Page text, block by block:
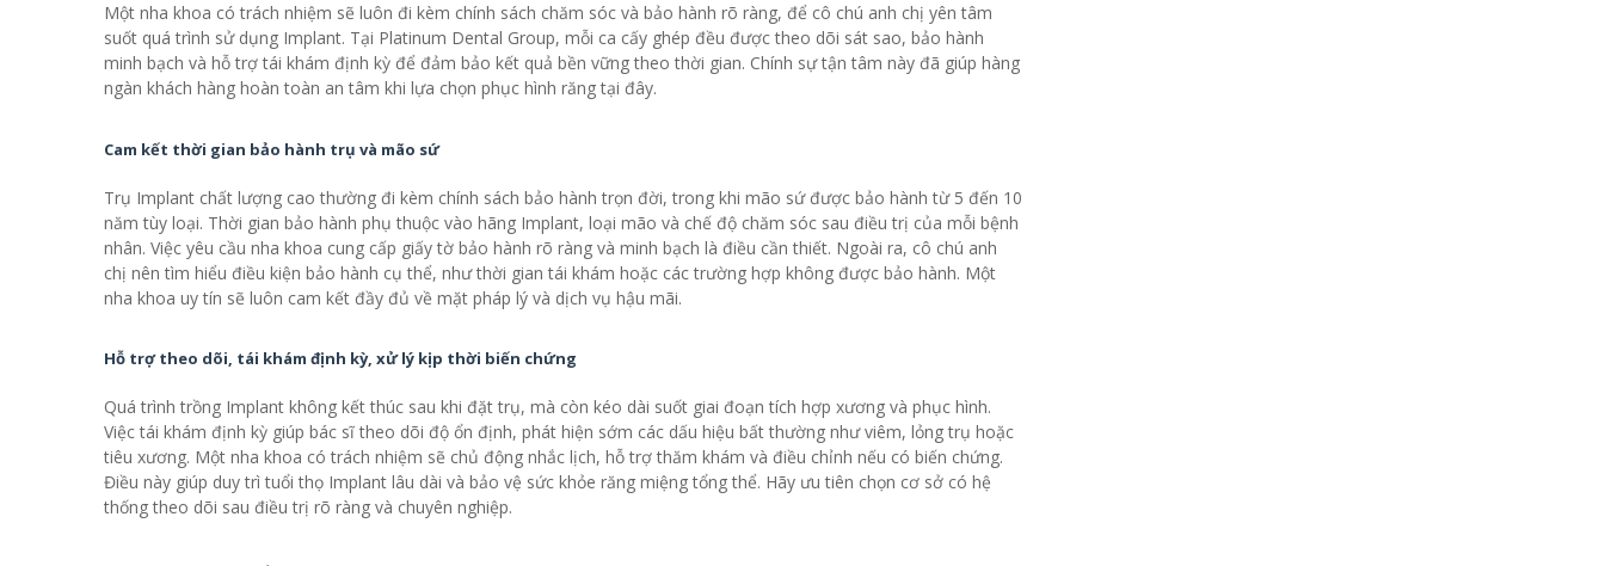
Một nha khoa có trách nhiệm sẽ luôn đi kèm chính sách chăm sóc và bảo hành rõ ràng, để cô chú anh chị yên tâm
suốt quá trình sử dụng Implant. Tại Platinum Dental Group, mỗi ca cấy ghép đều được theo dõi sát sao, bảo hành
minh bạch và hỗ trợ tái khám định kỳ để đảm bảo kết quả bền vững theo thời gian. Chính sự tận tâm này đã giúp hàng
ngàn khách hàng hoàn toàn an tâm khi lựa chọn phục hình răng tại đây.
Cam kết thời gian bảo hành trụ và mão sứ
Trụ Implant chất lượng cao thường đi kèm chính sách bảo hành trọn đời, trong khi mão sứ được bảo hành từ 5 đến 10
năm tùy loại. Thời gian bảo hành phụ thuộc vào hãng Implant, loại mão và chế độ chăm sóc sau điều trị của mỗi bệnh
nhân. Việc yêu cầu nha khoa cung cấp giấy tờ bảo hành rõ ràng và minh bạch là điều cần thiết. Ngoài ra, cô chú anh
chị nên tìm hiểu điều kiện bảo hành cụ thể, như thời gian tái khám hoặc các trường hợp không được bảo hành. Một
nha khoa uy tín sẽ luôn cam kết đầy đủ về mặt pháp lý và dịch vụ hậu mãi.
Hỗ trợ theo dõi, tái khám định kỳ, xử lý kịp thời biến chứng
Quá trình trồng Implant không kết thúc sau khi đặt trụ, mà còn kéo dài suốt giai đoạn tích hợp xương và phục hình.
Việc tái khám định kỳ giúp bác sĩ theo dõi độ ổn định, phát hiện sớm các dấu hiệu bất thường như viêm, lỏng trụ hoặc
tiêu xương. Một nha khoa có trách nhiệm sẽ chủ động nhắc lịch, hỗ trợ thăm khám và điều chỉnh nếu có biến chứng.
Điều này giúp duy trì tuổi thọ Implant lâu dài và bảo vệ sức khỏe răng miệng tổng thể. Hãy ưu tiên chọn cơ sở có hệ
thống theo dõi sau điều trị rõ ràng và chuyên nghiệp.